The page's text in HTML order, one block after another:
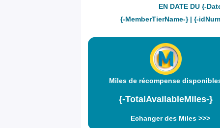
EN DATE DU {-
{-MemberTierName-} | {-
Miles de récompense
{-TotalAvailableMiles-}
Echanger des Miles >>>